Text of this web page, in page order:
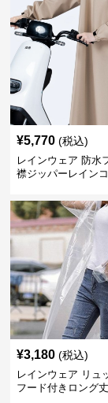
¥5,770 (税込)
レインウェア 防水
襟ジッパーレイン
¥3,180 (税込)
レインウェア リュ
フード付きロング